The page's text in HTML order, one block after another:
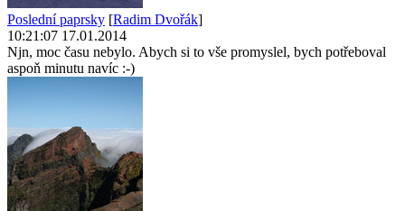
Poslední paprsky [Radim Dvořák]
10:21:07 17.01.2014
Njn, moc času nebylo. Abych si to vše promyslel, bych potřeboval
aspoň minutu navíc :-)